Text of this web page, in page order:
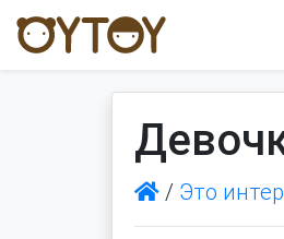
/ Это